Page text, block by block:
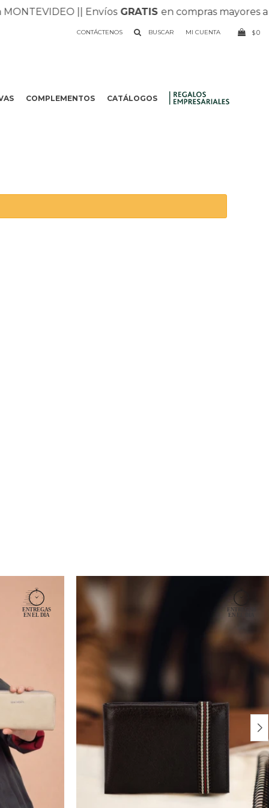
|| EnvíosGRATISen compras mayores a
COMPLEMENTOS CATÁLOGOS
CONTÁCTENOS $0